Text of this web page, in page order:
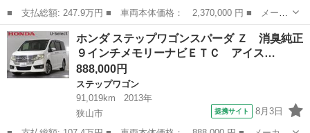
■ 支払総額: 247.9万円 ■ 車両本体価格： 2,370,000 円 ■ メーカ
ー名： ホンダ ■ 車種名： ステップワゴンスパーダ ■ グレード
名： スパーダ・クールスピリットホンダセンシング 消臭純正メモ
リーナビ...
埼玉 狭山市 ステップワゴン
ホンダ ステップワゴンスパーダ Ｚ 消臭純正
９インチメモリーナビＥＴＣ アイス…
888,000円
ステップワゴン
91,019km
2013年
狭山市
提携サイト 8月3日